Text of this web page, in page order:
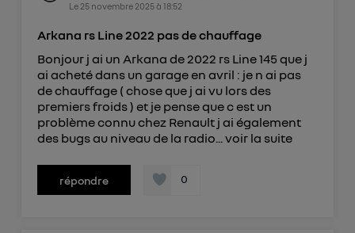
Le 25 novembre 2025à 18:52
Arkana rs Line 2022 pas de chauffage
Bonjour j ai un Arkana de 2022 rs Line 145 que j
ai acheté dans un garage en avril : je n ai pas
de chauffage ( chose que j ai vu lors des
premiers froids ) et je pense que c est un
problème connu chez Renault j ai également
des bugs au niveau de la radio...voir la suite
répondre 0